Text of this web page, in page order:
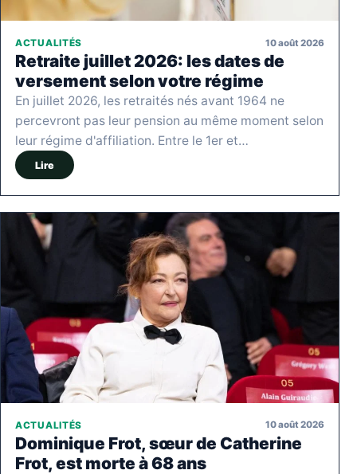
ACTUALITÉS 10 août 2026
Retraite juillet 2026: les dates de
versement selon votre régime
En juillet 2026, les retraités nés avant 1964 ne
percevront pas leur pension au même moment selon
leur régime d'affiliation. Entre le 1er et…
Lire
ACTUALITÉS 10 août 2026
Dominique Frot, sœur de Catherine
Frot, est morte à 68 ans